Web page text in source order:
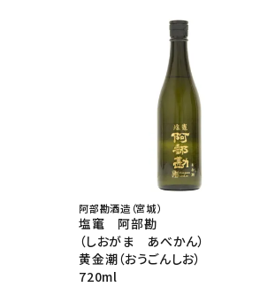
阿部勘酒造（宮城）
塩竃 阿部勘
（しおがま あべかん）
黄金潮（おうごんしお）
720ml